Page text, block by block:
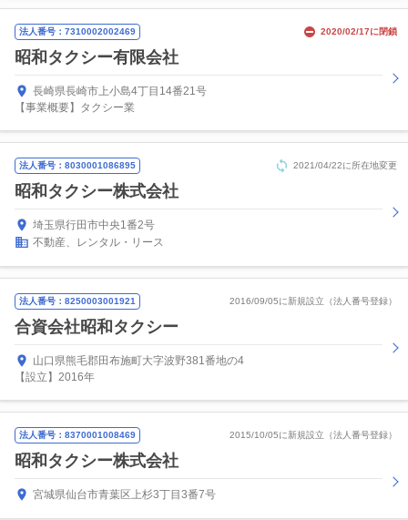
法人番号：7310002002469 2020/02/17に閉鎖
昭和タクシー有限会社
長崎県長崎市上小島4丁目14番21号
【事業概要】タクシー業
法人番号：8030001086895 2021/04/22に所在地変更
昭和タクシー株式会社
埼玉県行田市中央1番2号
不動産、レンタル・リース
法人番号：8250003001921 2016/09/05に新規設立（法人番号登録）
合資会社昭和タクシー
山口県熊毛郡田布施町大字波野381番地の4
【設立】2016年
法人番号：8370001008469 2015/10/05に新規設立（法人番号登録）
昭和タクシー株式会社
宮城県仙台市青葉区上杉3丁目3番7号